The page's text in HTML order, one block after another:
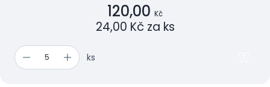
120,00 Kč
24,00 Kč za ks
ks